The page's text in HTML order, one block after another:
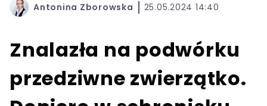
Antonina Zborowska 25.05.2024 14:40
Znalazła na podwórku
przedziwne zwierzątko.